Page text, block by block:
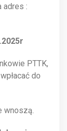
adres :
PTTK,
do
wnoszą.